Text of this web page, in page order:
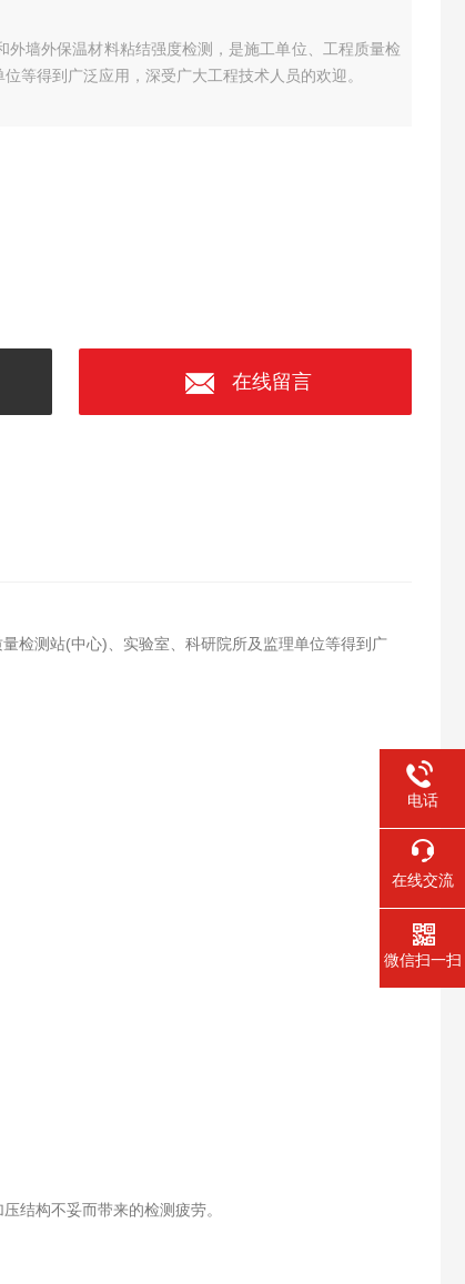
外墙外保温材料粘结强度检测，是施工单位、工程质量检
等得到广泛应用，深受广大工程技术人员的欢迎。
在线留言
检测站(中心)、实验室、科研院所及监理单位等得到广
结构不妥而带来的检测疲劳。
电话
在线交流
微信扫一扫